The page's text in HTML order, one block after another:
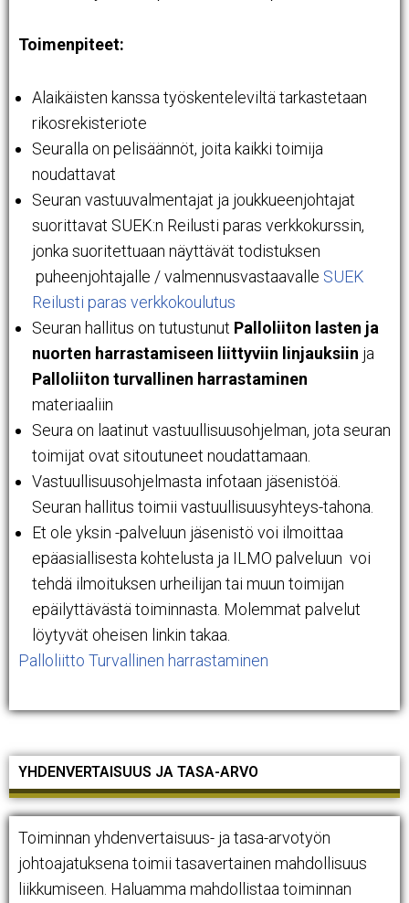
Toimenpiteet:
Alaikäisten kanssa työskenteleviltä tarkastetaan
rikosrekisteriote
Seuralla on pelisäännöt, joita kaikki toimija
noudattavat
Seuran vastuuvalmentajat ja joukkueenjohtajat
suorittavat SUEK:n Reilusti paras verkkokurssin,
jonka suoritettuaan näyttävät todistuksen
puheenjohtajalle / valmennusvastaavalle SUEK
Reilusti paras verkkokoulutus
Seuran hallitus on tutustunut Palloliiton lasten ja
nuorten harrastamiseen liittyviin linjauksiin ja
Palloliiton turvallinen harrastaminen
materiaaliin
Seura on laatinut vastuullisuusohjelman, jota seuran
toimijat ovat sitoutuneet noudattamaan.
Vastuullisuusohjelmasta infotaan jäsenistöä.
Seuran hallitus toimii vastuullisuusyhteys-tahona.
Et ole yksin -palveluun jäsenistö voi ilmoittaa
epäasiallisesta kohtelusta ja ILMO palveluun voi
tehdä ilmoituksen urheilijan tai muun toimijan
epäilyttävästä toiminnasta. Molemmat palvelut
löytyvät oheisen linkin takaa.
Palloliitto Turvallinen harrastaminen
YHDENVERTAISUUS JA TASA-ARVO
Toiminnan yhdenvertaisuus- ja tasa-arvotyön
johtoajatuksena toimii tasavertainen mahdollisuus
liikkumiseen. Haluamma mahdollistaa toiminnan